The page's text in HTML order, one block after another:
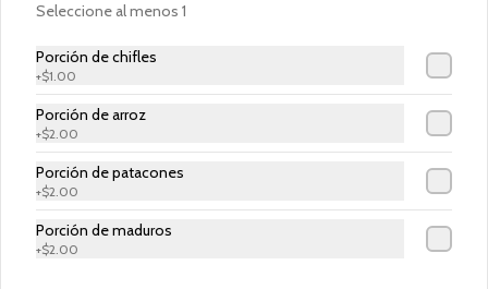
Seleccione al menos 1
Porción de chifles
+$1.00
Porción de arroz
+$2.00
Porción de patacones
+$2.00
Porción de maduros
+$2.00